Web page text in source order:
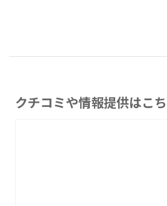
クチコミや情報提供はこ